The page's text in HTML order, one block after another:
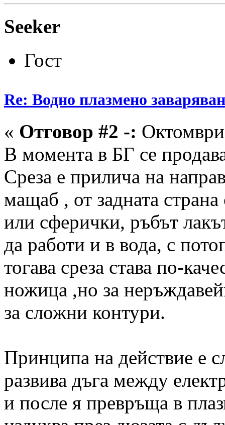
Seeker
Гост
Re: Водно плазмено
« Отговор #2 -:
В момента в БГ се
Среза е прилича на
мащаб , от задната
или сферички, ръбът
да работи и в вода, с
тогава среза става по-
ножица ,но за
за сложни контури.
Принципа на действие е
развива дъга между
и после я превръща в